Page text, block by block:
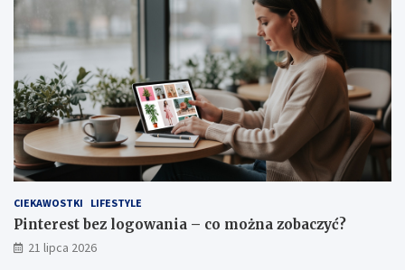
CIEKAWOSTKI LIFESTYLE
Pinterest bez logowania – co można zobaczyć?
21 lipca 2026